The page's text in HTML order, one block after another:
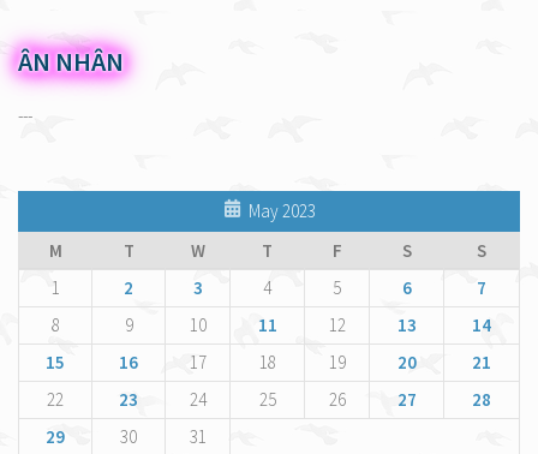
ÂN NHÂN
---
May 2023
M
T W T F S
S
1
2 3 4 5 6
7
8
9 10 11 12 13
14
15
16 17 18 19 20
21
22
23 24 25 26 27
28
29
30
31